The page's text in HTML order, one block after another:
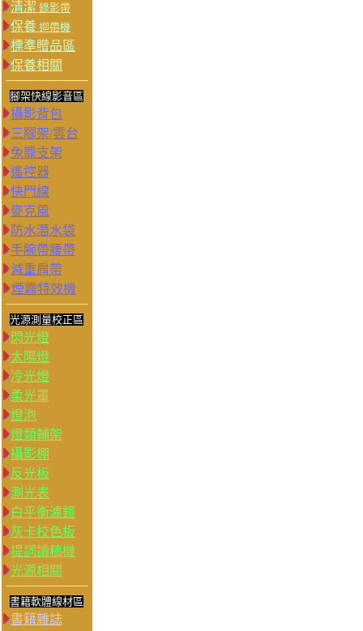
清潔 錄影帶
保養 迴帶機
標準贈品區
保養相關
腳架快線影音區
攝影背包
三腳架/雲台
兔籠支架
遙控器
快門線
麥克風
防水潛水袋
手腕帶腰帶
減重肩帶
煙霧特效機
光源測量校正區
閃光燈
太陽燈
冷光燈
柔光罩
燈泡
燈類輔架
攝影棚
反光板
測光表
白平衡濾鏡
灰卡校色板
提詞讀稿機
光源相關
書籍軟體線材區
書籍雜誌